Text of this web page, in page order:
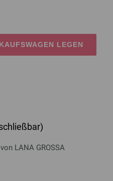
LEGEN
LANA GROSSA